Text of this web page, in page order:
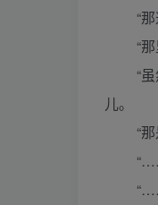
“那这
“那里
“虽然
儿。
“那